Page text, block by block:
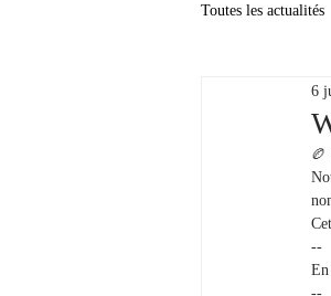
Toutes les actualités
Chambre
Dégustations
6
🏉
--